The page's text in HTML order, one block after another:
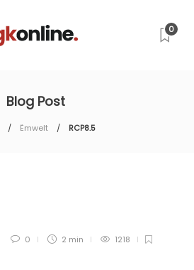
0
Blog Post
Ëmwelt RCP8.5
0 2 min 1218